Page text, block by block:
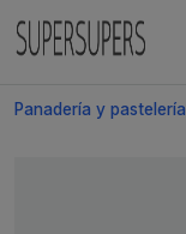
Panadería y pastelería